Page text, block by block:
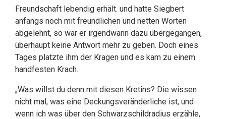
Freundschaft lebendig erhält. und hatte Siegbert
anfangs noch mit freundlichen und netten Worten
abgelehnt, so war er irgendwann dazu übergegangen,
überhaupt keine Antwort mehr zu geben. Doch eines
Tages platzte ihm der Kragen und es kam zu einem
handfesten Krach.
„Was willst du denn mit diesen Kretins? Die wissen
nicht mal, was eine Deckungsveränderliche ist, und
wenn ich was über den Schwarzschildradius erzähle,